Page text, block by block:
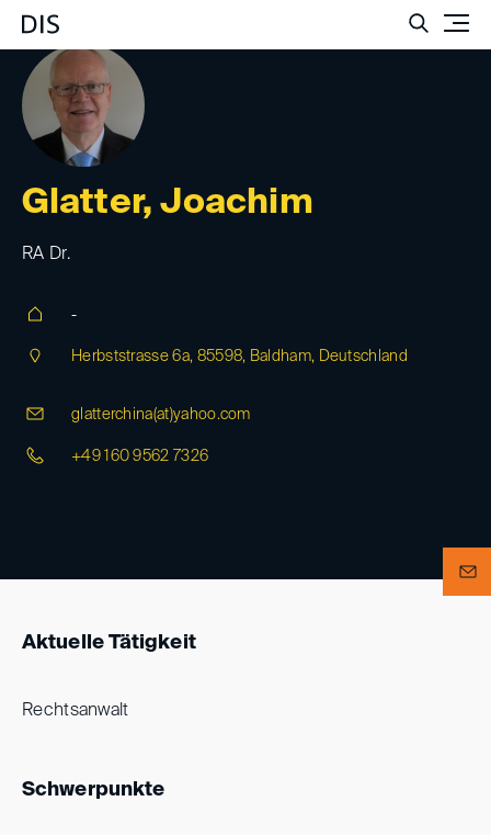
Glatter, Joachim
RA Dr.
-
Herbststrasse 6a, 85598, Baldham, Deutschland
glatterchina(at)yahoo.com
+49 160 9562 7326
Aktuelle Tätigkeit
Rechtsanwalt
Schwerpunkte